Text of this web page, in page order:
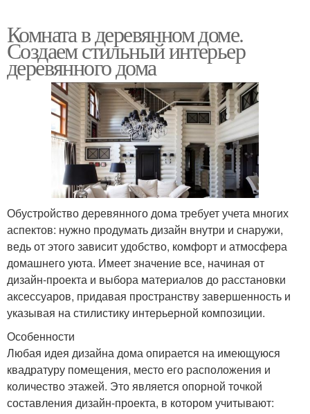
Комната в деревянном доме.
Создаем стильный интерьер
деревянного дома
Обустройство деревянного дома требует учета многих
аспектов: нужно продумать дизайн внутри и снаружи,
ведь от этого зависит удобство, комфорт и атмосфера
домашнего уюта. Имеет значение все, начиная от
дизайн-проекта и выбора материалов до расстановки
аксессуаров, придавая пространству завершенность и
указывая на стилистику интерьерной композиции.
Особенности
Любая идея дизайна дома опирается на имеющуюся
квадратуру помещения, место его расположения и
количество этажей. Это является опорной точкой
составления дизайн-проекта, в котором учитывают: